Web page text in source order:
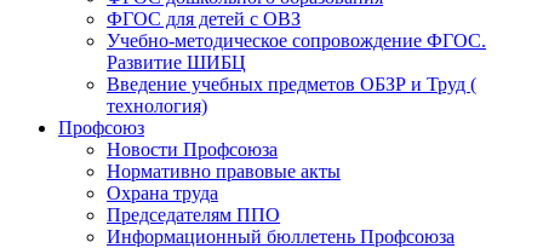
ФГОС для детей с ОВЗ
Учебно-методическое сопровождение ФГОС.
Развитие ШИБЦ
Введение учебных предметов ОБЗР и Труд (
технология)
Профсоюз
Новости Профсоюза
Нормативно правовые акты
Охрана труда
Председателям ППО
Информационный бюллетень Профсоюза